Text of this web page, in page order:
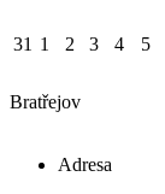
31 1 2 3 4 5
Bratřejov
Adresa